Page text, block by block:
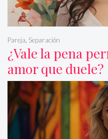
¿Vale la pena
amor que duele?
Pareja, Separación